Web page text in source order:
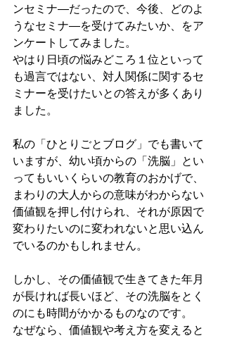
ンセミナ―だったので、今後、どのよ
うなセミナ―を受けてみたいか、をア
ンケートしてみました。
やはり日頃の悩みどころ１位といって
も過言ではない、対人関係に関するセ
ミナーを受けたいとの答えが多くあり
ました。
私の「ひとりごとブログ」でも書いて
いますが、幼い頃からの「洗脳」とい
ってもいいくらいの教育のおかげで、
まわりの大人からの意味がわからない
価値観を押し付けられ、それが原因で
変わりたいのに変われないと思い込ん
でいるのかもしれません。
しかし、その価値観で生きてきた年月
が長ければ長いほど、その洗脳をとく
のにも時間がかかるものなのです。
なぜなら、価値観や考え方を変えると